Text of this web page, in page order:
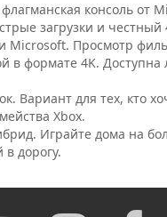
консоль от
загрузки и честный
Microsoft. Просмотр
в формате 4K. Доступна
Вариант для тех, кто
Xbox.
Играйте дома на
в дорогу.